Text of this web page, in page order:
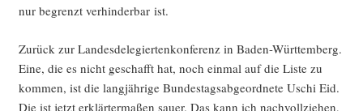
nur begrenzt ver­hin­der­bar ist.
Zurück zur Lan­des­de­le­gier­ten­kon­fe­renz in Baden-Würt­tem­berg.
Eine, die es nicht geschafft hat, noch ein­mal auf die Lis­te zu
kom­men, ist die lang­jäh­ri­ge Bun­des­tags­ab­ge­ord­ne­te Uschi Eid.
Die ist jetzt erklär­ter­ma­ßen sau­er. Das kann ich nach­voll­zie­hen,